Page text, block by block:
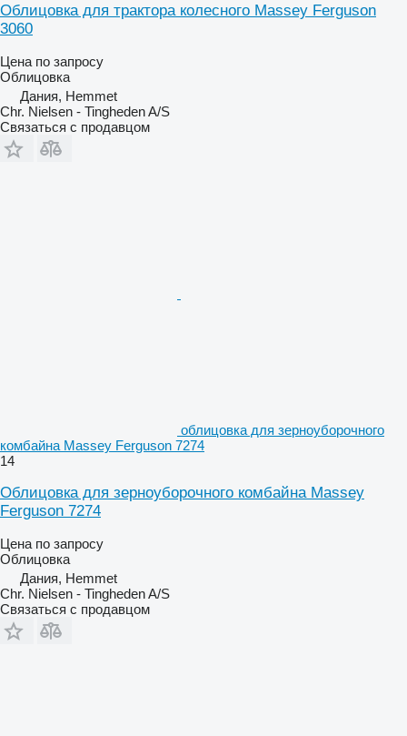
Облицовка для трактора колесного Massey Ferguson
3060
Цена по запросу
Облицовка
Дания, Hemmet
Chr. Nielsen - Tingheden A/S
Связаться с продавцом
облицовка для зерноуборочного
комбайна Massey Ferguson 7274
14
Облицовка для зерноуборочного комбайна Massey
Ferguson 7274
Цена по запросу
Облицовка
Дания, Hemmet
Chr. Nielsen - Tingheden A/S
Связаться с продавцом